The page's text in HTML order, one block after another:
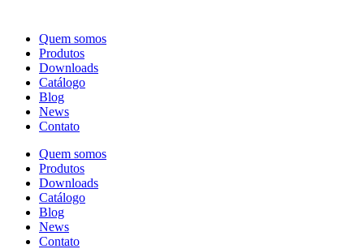
Quem somos
Produtos
Downloads
Catálogo
Blog
News
Contato
Quem somos
Produtos
Downloads
Catálogo
Blog
News
Contato